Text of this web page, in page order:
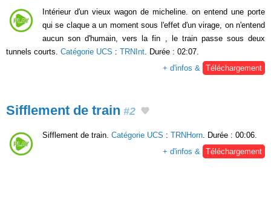
Intérieur d'un vieux wagon de micheline. on entend une porte
qui se claque a un moment sous l'effet d'un virage, on n'entend
aucun son d'humain, vers la fin , le train passe sous deux
tunnels courts. Catégorie UCS : TRNInt . Durée : 02:07.
+ d'infos &
Téléchargement
Sifflement de train #2
Sifflement de train. Catégorie UCS : TRNHorn . Durée : 00:06.
+ d'infos &
Téléchargement